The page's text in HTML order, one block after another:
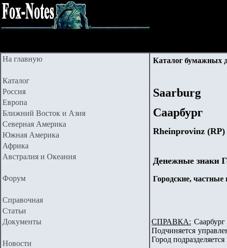
На главную
Каталог
Россия
Европа
Ближний Восток и Азия
Северная Америка
Южная Америка
Африка
Австралия и Океания
Форум
Справочная
Статьи
Документы
Новости
Каталог бумажных
Saarburg
Саарбург
Rheinprovinz (RP)
Денежные знаки
Городские, частные
СПРАВКА:
Подчиняется
Город